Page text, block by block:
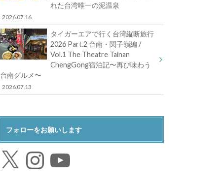
れた台湾唯一の泥温泉
2026.07.16
タイガーエアで行く台湾縦断旅行
2026 Part.2 台南・関子嶺編 /
Vol.1 The Theatre Tainan
ChengGong宿泊記〜再び味わう
台南グルメ〜
2026.07.13
フォローをお願いします
Instagram